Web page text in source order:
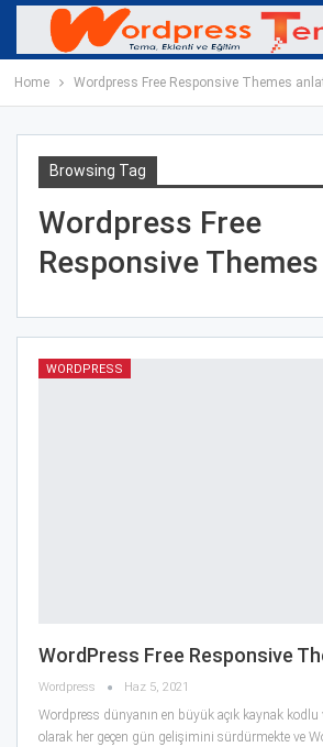
Home Wordpress Free Responsive Themes
Browsing Tag
Wordpress Free
Responsive Themes
WORDPRESS
WordPress Free Responsive
Wordpress Haz 5, 2021
Wordpress dünyanın en büyük açık kaynak kodlu
olarak her geçen gün gelişimini sürdürmekte ve